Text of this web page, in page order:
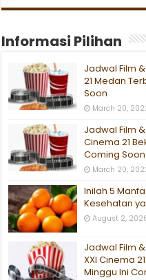
Informasi Pilihan
Jadwal Film
21 Medan
Soon
March 20,
Jadwal Film
Cinema 21
Coming Soon
March 20,
Inilah 5
Kesehatan
August 2,
Jadwal Film
XXI Cinema
Minggu Ini